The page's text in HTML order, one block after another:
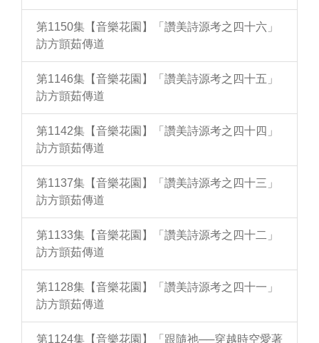
第1150集【音樂花園】「讚美詩源考之四十六」
訪方顗茹傳道
第1146集【音樂花園】「讚美詩源考之四十五」
訪方顗茹傳道
第1142集【音樂花園】「讚美詩源考之四十四」
訪方顗茹傳道
第1137集【音樂花園】「讚美詩源考之四十三」
訪方顗茹傳道
第1133集【音樂花園】「讚美詩源考之四十二」
訪方顗茹傳道
第1128集【音樂花園】「讚美詩源考之四十一」
訪方顗茹傳道
第1124集【音樂花園】「跟隨祂──穿越時空愛著